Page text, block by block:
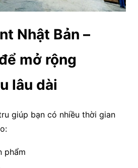
Nhật Bản –
mở rộng
lâu dài
giúp bạn có nhiều thời gian
phẩm